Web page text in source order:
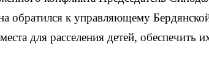
обратился к управляющему
для расселения детей, обеспечить